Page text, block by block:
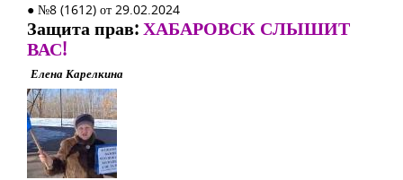
● №8 (1612) от 29.02.2024
Защита прав:ХАБАРОВСК СЛЫШИТ
ВАС!
Елена Карелкина